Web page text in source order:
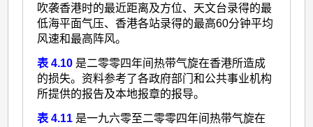
吹袭香港时的最近距离及方位、天文台录得的最
低海平面气压、香港各站录得的最高60分钟平均
风速和最高阵风。
表 4.10 是二零零四年间热带气旋在香港所造成
的损失。资料参考了各政府部门和公共事业机构
所提供的报告及本地报章的报导。
表 4.11 是一九六零至二零零四年间热带气旋在